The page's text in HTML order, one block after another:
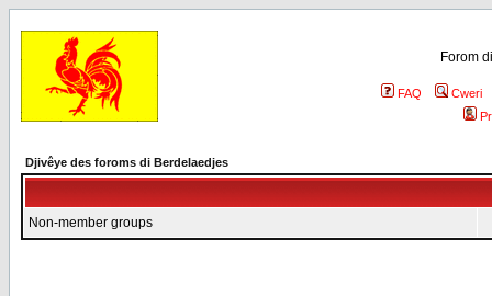
Forom
FAQ
Cweri
Djivêye des foroms di Berdelaedjes
Non-member groups